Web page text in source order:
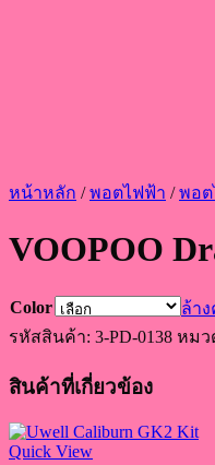
หน้าหลัก / พอตไฟฟ้า / พอต
VOOPOO
Color
ล้าง
รหัสสินค้า: 3-PD-0138 หมว
สินค้าที่เกี่ยวข้อง
Quick View